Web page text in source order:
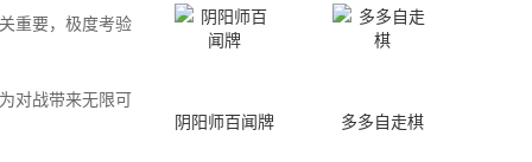
重要，极度考验
对战带来无限可
阴阳师百闻牌 多多自走棋